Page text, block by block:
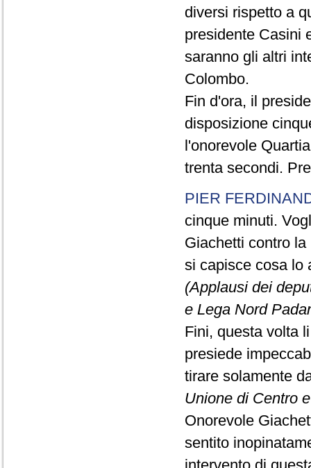
diversi rispetto a
presidente Casini
saranno gli altri
Colombo.
Fin d'ora, il
disposizione
l'onorevole
trenta secondi.
PIER
cinque minuti.
Giachetti contro
si capisce cosa lo
(Applausi dei
e Lega Nord
Fini, questa volta
presiede
tirare solamente
Unione di Centro
Onorevole
sentito